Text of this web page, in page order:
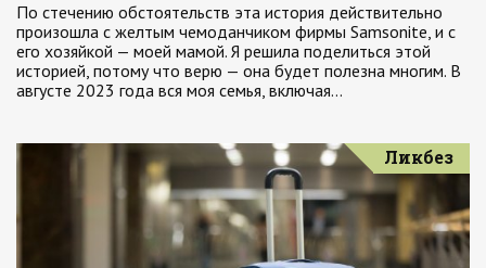
По стечению обстоятельств эта история действительно
произошла с желтым чемоданчиком фирмы Samsonite, и с
его хозяйкой — моей мамой. Я решила поделиться этой
историей, потому что верю — она будет полезна многим. В
августе 2023 года вся моя семья, включая…
Ликбез